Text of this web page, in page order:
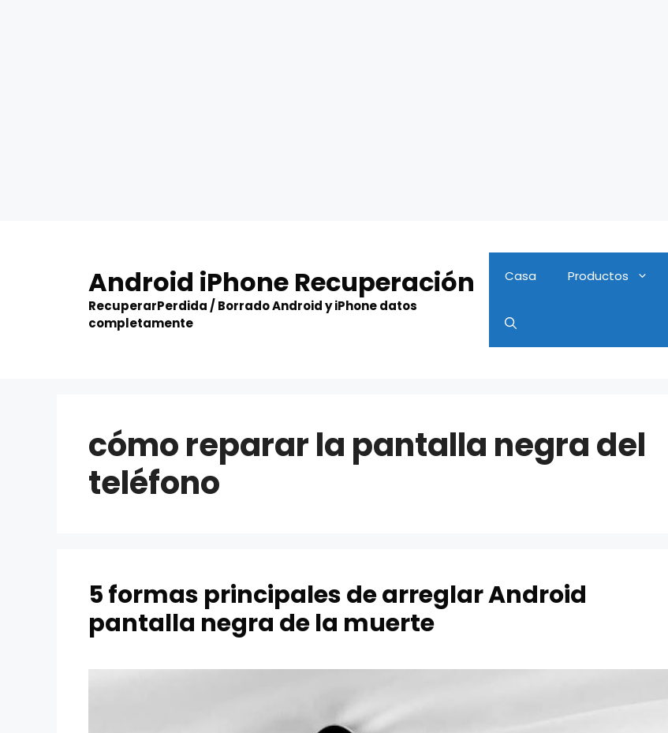
Android iPhone Recuperación
RecuperarPerdida / Borrado Android y iPhone datos
completamente
Casa Productos
cómo reparar la pantalla negra del
teléfono
5 formas principales de arreglar Android
pantalla negra de la muerte